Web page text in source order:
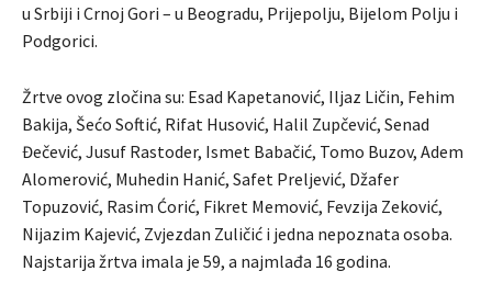
u Srbiji i Crnoj Gori – u Beogradu, Prijepolju, Bijelom Polju i
Podgorici.
Žrtve ovog zločina su: Esad Kapetanović, Iljaz Ličin, Fehim
Bakija, Šećo Softić, Rifat Husović, Halil Zupčević, Senad
Đečević, Jusuf Rastoder, Ismet Babačić, Tomo Buzov, Adem
Alomerović, Muhedin Hanić, Safet Preljević, Džafer
Topuzović, Rasim Ćorić, Fikret Memović, Fevzija Zeković,
Nijazim Kajević, Zvjezdan Zuličić i jedna nepoznata osoba.
Najstarija žrtva imala je 59, a najmlađa 16 godina.